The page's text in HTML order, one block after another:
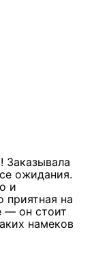
Заказывала
ожидания.
и
приятная на
— он стоит
намеков